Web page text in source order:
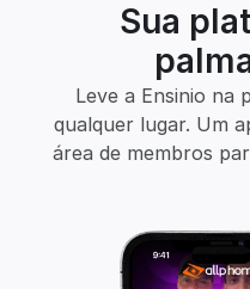
Sua
Leve a Ensinio na
qualquer lugar. Um
área de membros